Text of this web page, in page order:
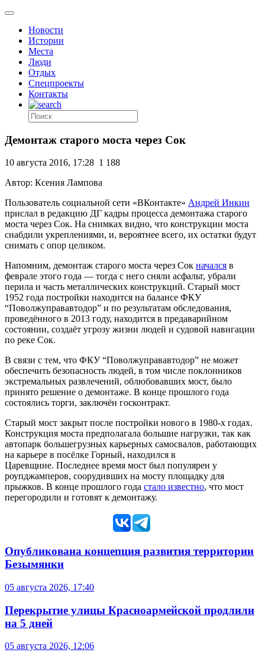
Новости
Истории
Места
Люди
Отдых
Спецпроекты
Контакты
Демонтаж старого моста через Сок
10 августа 2016, 17:28 1 188
Автор: Ксения Лампова
Пользователь социальной сети «ВКонтакте» Андрей Инкин
прислал в редакцию ДГ кадры процесса демонтажа старого
моста через Сок. На снимках видно, что конструкции моста
снабдили укреплениями, и, вероятнее всего, их остатки будут
снимать с опор целиком.
Напомним, демонтаж старого моста через Сок начался в
феврале этого года — тогда с него сняли асфальт, убрали
перила и часть металлических конструкций. Старый мост
1952 года постройки находится на балансе ФКУ
“Поволжуправавтодор” и по результатам обследования,
проведённого в 2013 году, находится в предаварийном
состоянии, создаёт угрозу жизни людей и судовой навигации
по реке Сок.
В связи с тем, что ФКУ “Поволжуправавтодор” не может
обеспечить безопасность людей, в том числе поклонников
экстремальных развлечений, облюбовавших мост, было
принято решение о демонтаже. В конце прошлого года
состоялись торги, заключён госконтракт.
Старый мост закрыт после постройки нового в 1980-х годах.
Конструкция моста предполагала большие нагрузки, так как
автопарк большегрузных карьерных самосвалов, работающих
на карьере в посёлке Горный, находился в
Царевщине. Последнее время мост был популярен у
роупджамперов, соорудивших на мосту площадку для
прыжков. В конце прошлого года стало известно, что мост
перегородили и готовят к демонтажу.
Опубликована концепция развития территории
Безымянки
05 августа 2026, 17:40
Перекрытие улицы Красноармейской продлили
на 5 дней
05 августа 2026, 12:06